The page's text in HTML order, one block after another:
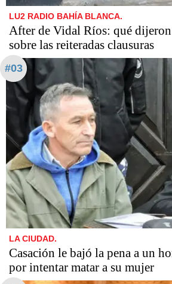
LU2 RADIO BAHÍA BLANCA.
After de Vidal Ríos: qué
sobre las reiteradas clausuras
#03
LA CIUDAD.
Casación le bajó la pena a un
por intentar matar a su mujer